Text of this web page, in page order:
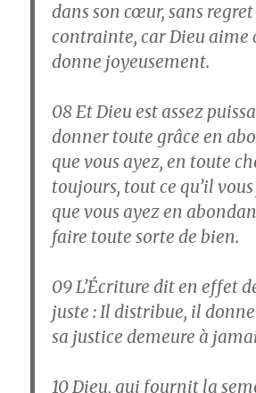
dans son cœur, sans
contrainte, car Dieu aime
donne joyeusement.
08Et Dieu est assez
donner toute grâce en
que vous ayez, en toute
toujours, tout ce qu’il
que vous ayez en
faire toute sorte de bien.
09L’Écriture dit en effet
juste : Il distribue, il
sa justice demeure à
10Dieu, qui fournit la